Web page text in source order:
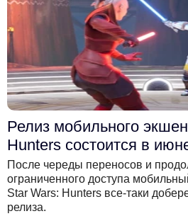
Релиз мобильного
Hunters состоится в
После череды переносов и
ограниченного доступа
Star Wars: Hunters все-таки
релиза.